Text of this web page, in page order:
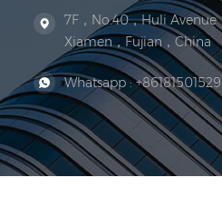
7F，No.40，Huli
Xiamen，Fujian，China
Whatsapp :